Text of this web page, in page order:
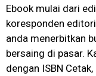
Ebook mulai dari
koresponden
anda menerbitkan
bersaing di pasar.
dengan ISBN